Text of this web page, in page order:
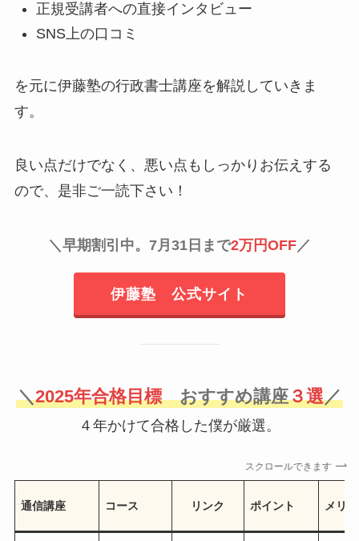
正規受講者への直接インタビュー
SNS上の口コミ
を元に伊藤塾の行政書士講座を解説していきま
す。
良い点だけでなく、悪い点もしっかりお伝えする
ので、是非ご一読下さい！
＼早期割引中。7月31日まで2万円OFF／
伊藤塾 公式サイト
＼2025年合格目標おすすめ講座３選／
４年かけて合格した僕が厳選。
スクロールできます
通信講座 コース リンク ポイント メリ